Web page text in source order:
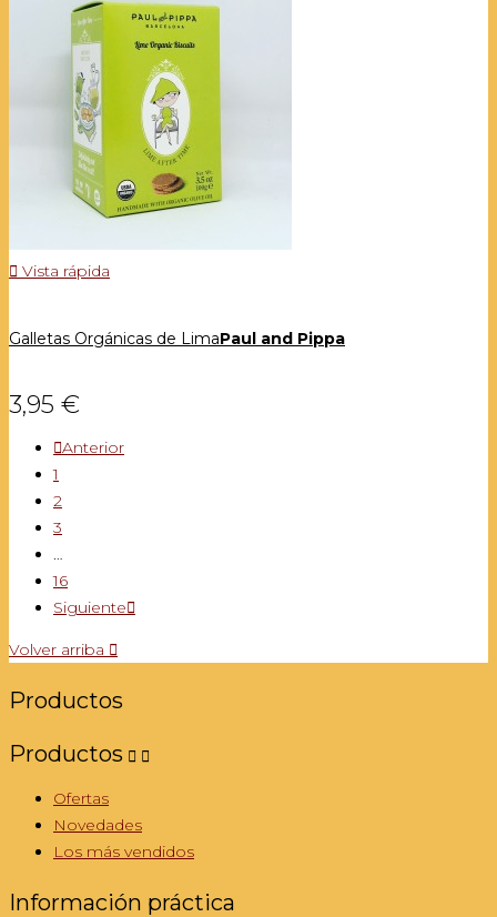
 Vista rápida
Galletas Orgánicas de LimaPaul and Pippa
3,95 €
Anterior
1
2
3
…
16
Siguiente
Volver arriba 
Productos
Productos  
Ofertas
Novedades
Los más vendidos
Información práctica